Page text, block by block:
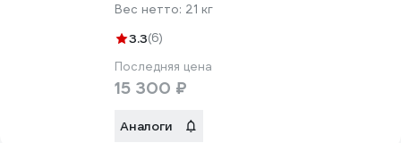
Вес нетто: 21 кг
3.3(6)
Последняя цена
15 300 ₽
Аналоги